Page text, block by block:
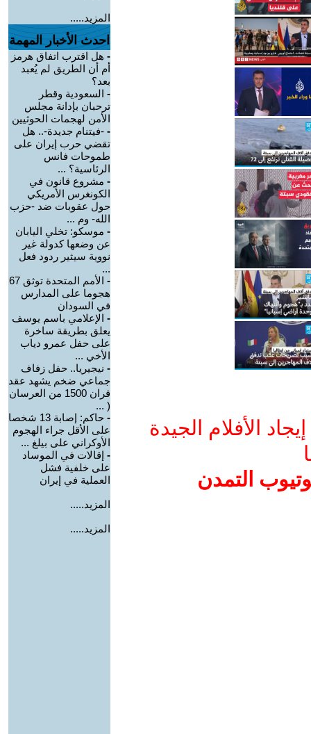
الأفلام الجيدة
التمدن
المزيد.....
احدث الأخبار المهمة
- هل اقترب اتفاق هرمز
أم أن الطريق لم يُعبد
بعد؟
- السعودية وقطر
ترحبان بإدانة مجلس
الأمن لهجمات الحوثيين
- -فيتنام جديدة-.. هل
تقضي حرب إيران على
طموحات فانس
الرئاسية؟ ...
- مشروع قانون في
الكونغرس الأمريكي
حول عقوبات ضد -حزب
الله- وم ...
- موسكو: تخلي اليابان
عن وضعها كدولة غير
نووية سيثير ردود فعل
...
-
الأمم المتحدة توثق 67
هجوما على المدارس
في السودان
- الإعلامي باسم يوسف
يعلق بطريقة ساخرة
على حفل عمرو دياب
الأخي ...
- نيجيريا.. حفل زفاف
جماعي ضخم يشهد عقد
قران 1500 من العرسان
( ...
-
حاكم: إصابة 13 شخصا
على الأقل جراء الهجوم
الأوكراني على بيلغ ...
- إقالات في الموساد
على خلفية فشل
العملية في إيران
المزيد.....
المزيد.....